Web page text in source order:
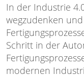
In der Industrie
wegzudenken
Schritt in der
modernen